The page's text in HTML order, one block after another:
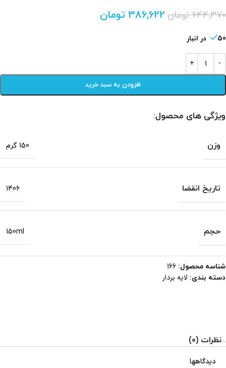
644,370 تومان 386,622 تومان
50 در انبار
افزودن به سبد خرید
ویژگی های محصول:
وزن 150 گرم
تاریخ انقضا 1406
حجم 150ml
شناسه محصول: 166
دسته بندی: لایه بردار
نظرات (0)
دیدگاهها